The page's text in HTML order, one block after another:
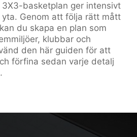
3X3-basketplan ger intensivt
Genom att följa rätt mått
du skapa en plan som
klubbar och
den här guiden för att
förfina sedan varje detalj